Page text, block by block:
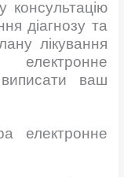
діагнозу та
лікування
ваш
електронне